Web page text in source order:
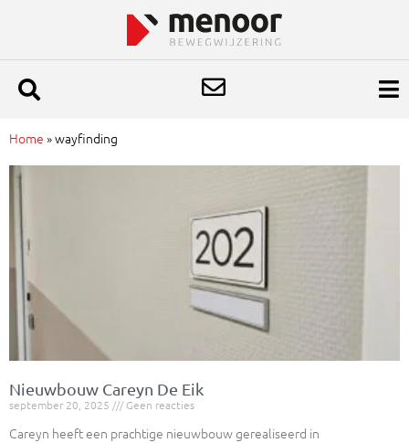
Home »wayfinding
Nieuwbouw Careyn De Eik
september 20, 2025 Geen reacties
Careyn heeft een prachtige nieuwbouw gerealiseerd in